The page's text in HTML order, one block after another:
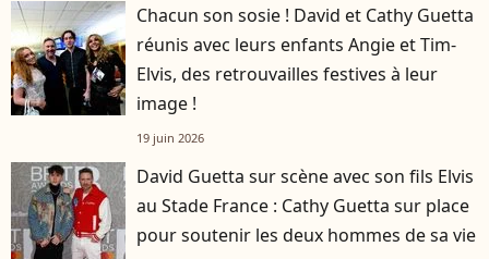
Chacun son sosie ! David et Cathy Guetta
réunis avec leurs enfants Angie et Tim-
Elvis, des retrouvailles festives à leur
image !
19 juin 2026
David Guetta sur scène avec son fils Elvis
au Stade France : Cathy Guetta sur place
pour soutenir les deux hommes de sa vie